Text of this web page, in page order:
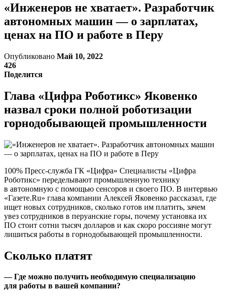
«Инженеров не хватает». Разработчик
автономных машин — о зарплатах,
ценах на ПО и работе в Перу
Опубликовано Май 10, 2022
426
Поделится
Глава «Цифра Роботикс» Яковенко
назвал сроки полной роботизации
горнодобывающей промышленности
100% Пресс-служба ГК «Цифра» Специалисты «Цифра
Роботикс» переделывают промышленную технику
в автономную с помощью сенсоров и своего ПО. В интервью
«Газете.Ru» глава компании Алексей Яковенко рассказал, где
ищет новых сотрудников, сколько готов им платить, зачем
увез сотрудников в перуанские горы, почему установка их
ПО стоит сотни тысяч долларов и как скоро россияне могут
лишиться работы в горнодобывающей промышленности.
Сколько платят
— Где можно получить необходимую специализацию
для работы в вашей компании?